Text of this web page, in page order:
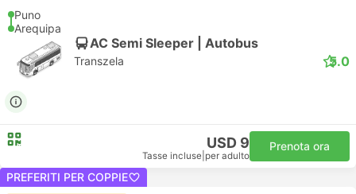
Puno
Arequipa
AC Semi Sleeper | Autobus
Transzela 5.0
USD 9
Tasse incluse per adulto
Prenota ora
PREFERITI PER COPPIE